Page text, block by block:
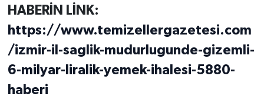
HABERİN LİNK:
https://www.temizellergazetesi.com
/izmir-il-saglik-mudurlugunde-gizemli-
6-milyar-liralik-yemek-ihalesi-5880-
haberi